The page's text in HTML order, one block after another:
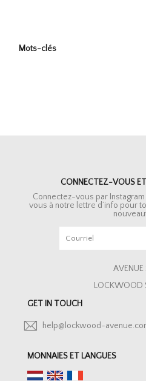
Mots-clés
CONNECTEZ-VOUS
Connectez-vous par
vous à notre lettre d’info pour
AVENUE
LOCKWOOD
GET IN TOUCH
help@lockwood-
MONNAIES ET LANGUES